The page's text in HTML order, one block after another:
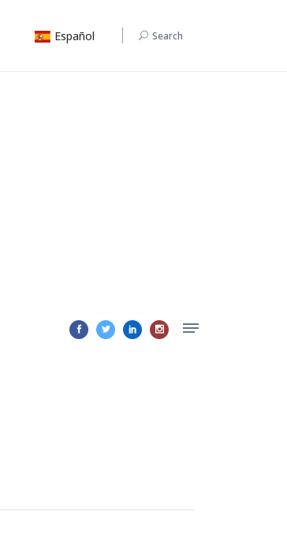
Español Search